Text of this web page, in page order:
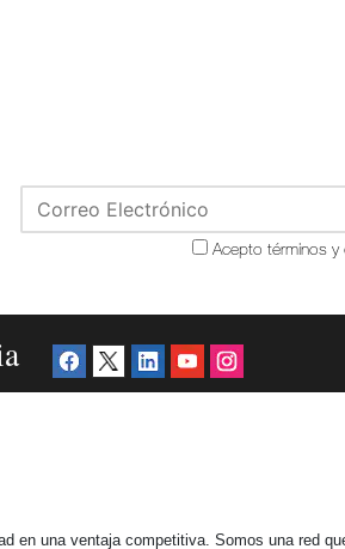
Acepto términos y
en una ventaja competitiva. Somos una red